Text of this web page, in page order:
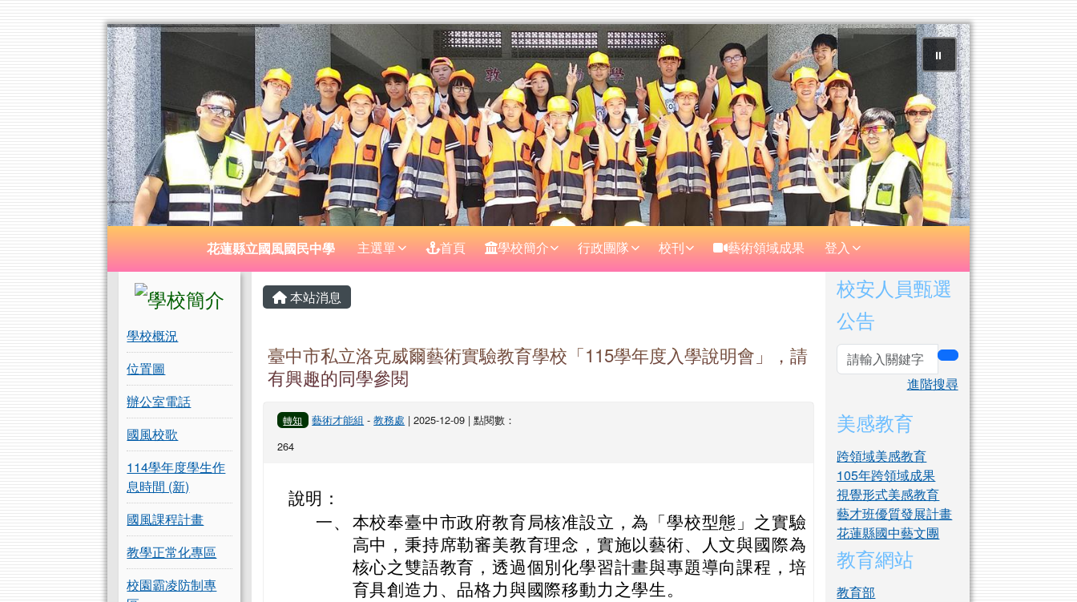
花蓮縣立國風國民中學 ⏸
導覽列 花蓮縣立國風國民中學 主選單 首頁 學校簡介 行政團隊 校刊 藝術領域成果 登入
左邊區域內容
學校概況
位置圖
辦公室電話
國風校歌
114學年度學生作
息時間 (新)
國風課程計畫
教學正常化專區
校園霸凌防制專
主內容區域
本站消息
臺中市私立洛克威爾藝術實驗教育學校「115學年度入學說明會」，請
有興趣的同學參閱
轉知 藝術才能組 -教務處 | 2025-12-09 | 點閱數：
264
說明：
一、 本校奉臺中市政府教育局核准設立，為「學校型態」之實驗
高中，秉持席勒審美教育理念，實施以藝術、人文與國際為
核心之雙語教育，透過個別化學習計畫與專題導向課程，培
育具創造力、品格力與國際移動力之學生。
右邊區域內容
校安人員甄選
公告
search
進階搜尋
美感教育
跨領域美感教育
105年跨領域成果
視覺形式美感教育
藝才班優質發展計畫
花蓮縣國中藝文團
教育網站
教育部
頁尾區域